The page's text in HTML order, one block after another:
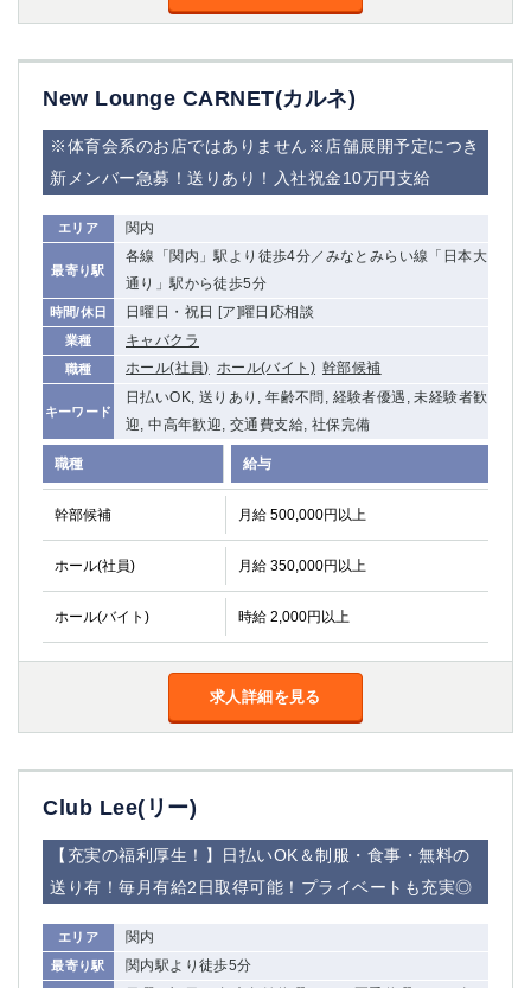
New Lounge CARNET(カルネ)
※体育会系のお店ではありません※店舗展開予定につき
新メンバー急募！送りあり！入社祝金10万円支給
エリア 関内
最寄り駅
各線「関内」駅より徒歩4分／みなとみらい線「日本大
通り」駅から徒歩5分
時間/休日 日曜日・祝日 [ア]曜日応相談
業種 キャバクラ
職種 ホール(社員) ホール(バイト) 幹部候補
キーワード
日払いOK, 送りあり, 年齢不問, 経験者優遇, 未経験者歓
迎, 中高年歓迎, 交通費支給, 社保完備
職種 給与
幹部候補 月給 500,000円以上
ホール(社員) 月給 350,000円以上
ホール(バイト) 時給 2,000円以上
求人詳細を見る
Club Lee(リー)
【充実の福利厚生！】日払いOK＆制服・食事・無料の
送り有！毎月有給2日取得可能！プライベートも充実◎
エリア 関内
最寄り駅 関内駅より徒歩5分
下赤塚
荻窪
浅草
新小岩
幡ヶ谷
湯島
久米川
市川
神奈川県
関内
川崎
本厚木
藤沢
平塚
武蔵小杉
橋本
関内・馬車道・日ノ出町
元住吉
茅ヶ崎
戸塚
たまプラーザ
大船
相模原
埼玉県
志木
草加
南浦和
所沢
熊谷
獨協大学前＜草加松原＞ 北浦和（西口）
春日部
蕨